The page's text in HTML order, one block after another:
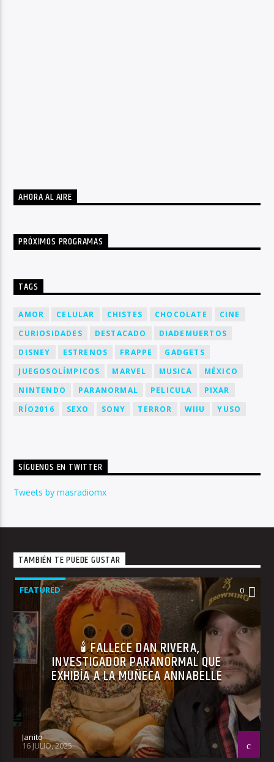
AHORA AL AIRE
PRÓXIMOS PROGRAMAS
TAGS
AMOR CELULAR CHISTES CHOCOLATE
CINE
CURIOSIDADES
DESTACADO
DIADEMUERTOS
DISNEY
ESTRENOS FRAPPE
GADGETS
JUEGOSOLÍMPICOS
MARVEL MUSICA
MÉXICO
NINTENDO
PARANORMAL PELICULA
PIXAR
RÍO2016
SEXO SONY TERROR WIIU YUSO
SÍGUENOS EN TWITTER
Tweets by masradiomx
TAMBIÉN TE PUEDE GUSTAR
FEATURED 0
🕯 FALLECE DAN RIVERA,
INVESTIGADOR PARANORMAL QUE
EXHIBÍA A LA MUÑECA ANNABELLE
Janito
16 JULIO, 2025